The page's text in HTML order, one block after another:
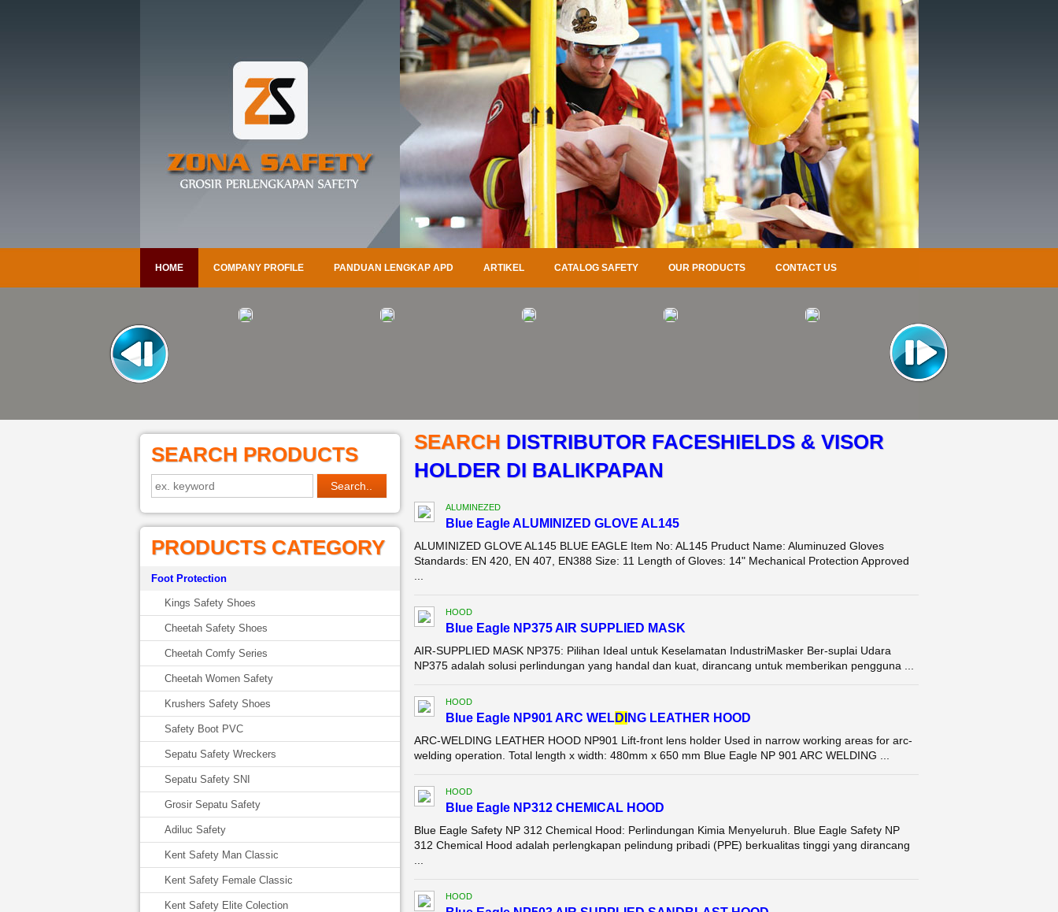
HOME COMPANY PROFILE PANDUAN LENGKAP APD ARTIKEL CATALOG SAFETY OUR PRODUCTS CONTACT US
SEARCH PRODUCTS
PRODUCTS CATEGORY
Foot Protection
Kings Safety Shoes
Cheetah Safety Shoes
Cheetah Comfy Series
Cheetah Women Safety
Krushers Safety Shoes
Safety Boot PVC
Sepatu Safety Wreckers
Sepatu Safety SNI
Grosir Sepatu Safety
Adiluc Safety
Kent Safety Man Classic
Kent Safety Female Classic
Kent Safety Elite Colection
SEARCH DISTRIBUTOR FACESHIELDS & VISOR
HOLDER DI BALIKPAPAN
ALUMINEZED
Blue Eagle ALUMINIZED GLOVE AL145
ALUMINIZED GLOVE AL145 BLUE EAGLE Item No: AL145 Pruduct Name: Aluminuzed Gloves
Standards: EN 420, EN 407, EN388 Size: 11 Length of Gloves: 14" Mechanical Protection Approved
HOOD
Blue Eagle NP375 AIR SUPPLIED MASK
AIR-SUPPLIED MASK NP375: Pilihan Ideal untuk Keselamatan IndustriMasker Ber-suplai Udara
NP375 adalah solusi perlindungan yang handal dan kuat, dirancang untuk memberikan pengguna ...
HOOD
Blue Eagle NP901 ARC WELDI NG LEATHER HOOD
ARC-WELDING LEATHER HOOD NP901 Lift-front lens holder Used in narrow working areas for arc-
welding operation. Total length x width: 480mm x 650 mm Blue Eagle NP 901 ARC WELDING ...
HOOD
Blue Eagle NP312 CHEMICAL HOOD
Blue Eagle Safety NP 312 Chemical Hood: Perlindungan Kimia Menyeluruh. Blue Eagle Safety NP
312 Chemical Hood adalah perlengkapan pelindung pribadi (PPE) berkualitas tinggi yang dirancang
HOOD